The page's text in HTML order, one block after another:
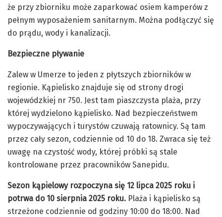
że przy zbiorniku może zaparkować osiem kamperów z
pełnym wyposażeniem sanitarnym. Można podłączyć się
do prądu, wody i kanalizacji.
Bezpieczne pływanie
Zalew w Umerze to jeden z płytszych zbiorników w
regionie. Kąpielisko znajduje się od strony drogi
wojewódzkiej nr 750. Jest tam piaszczysta plaża, przy
której wydzielono kąpielisko. Nad bezpieczeństwem
wypoczywających i turystów czuwają ratownicy. Są tam
przez cały sezon, codziennie od 10 do 18. Zwraca się też
uwagę na czystość wody, której próbki są stale
kontrolowane przez pracowników Sanepidu.
Sezon kąpielowy rozpoczyna się 12 lipca 2025 roku i
potrwa do 10 sierpnia 2025 roku. Plaża i kąpielisko są
strzeżone codziennie od godziny 10:00 do 18:00. Nad